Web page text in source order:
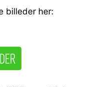
billeder her: